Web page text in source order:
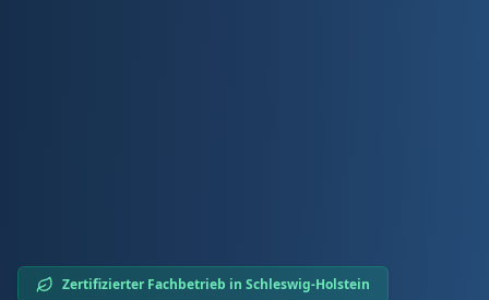
Zertifizierter Fachbetrieb in Schleswig-Holstein